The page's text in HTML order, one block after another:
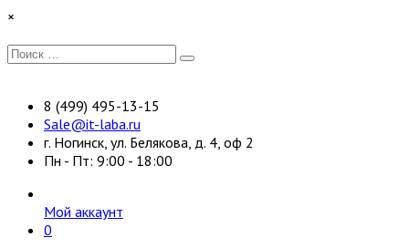
Перейти
содержимому
×
Искать:
Поиск
8 (499) 495-13-15
Sale@it-laba.ru
г. Ногинск, ул. Белякова, д. 4, оф 2
Пн - Пт: 9:00 - 18:00
Мой аккаунт
0